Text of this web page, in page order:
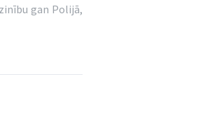
gan Polijā,